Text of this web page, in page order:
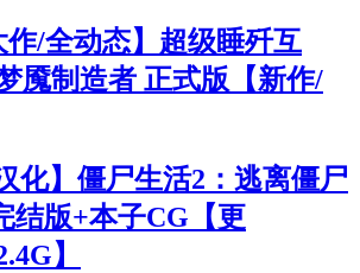
作/全动态】超级睡歼互
魇制造者 正式版【新作/
化】僵尸生活2：逃离僵尸
结版+本子CG【更
】